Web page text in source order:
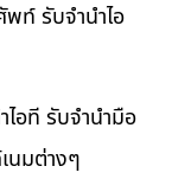
ท์ รับจำนำไอ
อที รับจำนำมือ
นมต่างๆ